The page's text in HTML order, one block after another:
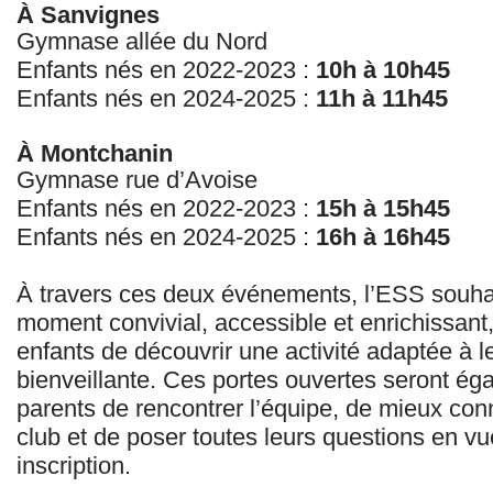
À Sanvignes
Gymnase allée du Nord
Enfants nés en 2022-2023 : 10h à 10h45
Enfants nés en 2024-2025 : 11h à 11h45
À Montchanin
Gymnase rue d’Avoise
Enfants nés en 2022-2023 : 15h à 15h45
Enfants nés en 2024-2025 : 16h à 16h45
À travers ces deux événements, l’ESS
moment convivial, accessible et
enfants de découvrir une activité adaptée à
bienveillante. Ces portes ouvertes seront
parents de rencontrer l’équipe, de mieux
club et de poser toutes leurs questions en
inscription.